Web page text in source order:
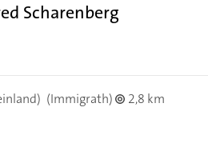
Scharenberg
(Immigrath)
2,8 km